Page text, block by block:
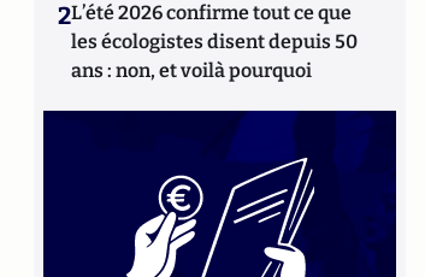
2L’été 2026 confirme tout ce que
les écologistes disent depuis 50
ans : non, et voilà pourquoi